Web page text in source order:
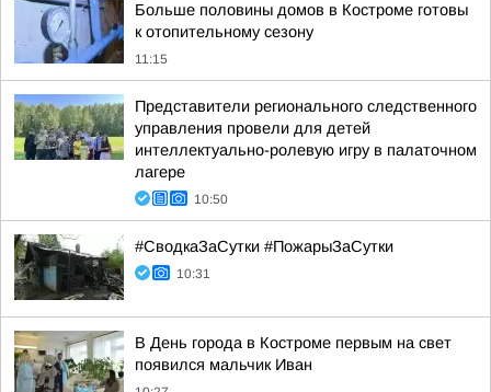
Больше половины домов в Костроме готовы
к отопительному сезону
11:15
Представители регионального следственного
управления провели для детей
интеллектуально-ролевую игру в палаточном
лагере
10:50
#СводкаЗаСутки #ПожарыЗаСутки
10:31
В День города в Костроме первым на свет
появился мальчик Иван